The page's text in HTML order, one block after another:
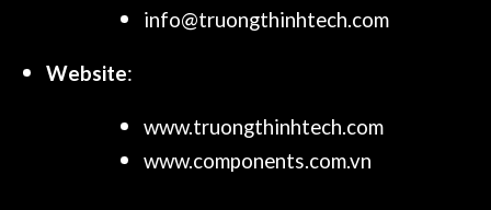
info@truongthinhtech.com
Website:
www.truongthinhtech.com
www.components.com.vn